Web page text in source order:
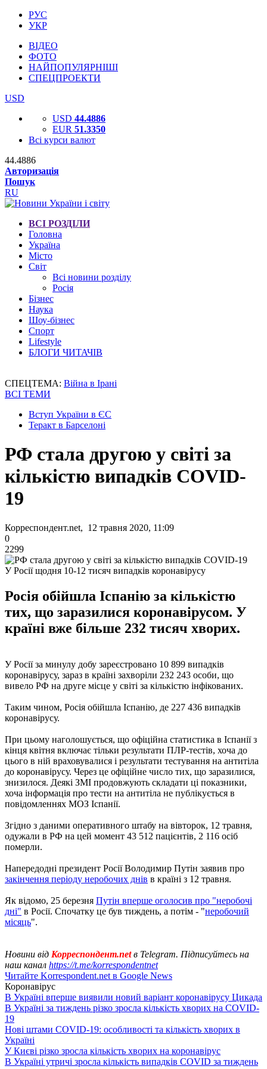
РУС
УКР
ВІДЕО
ФОТО
НАЙПОПУЛЯРНІШІ
СПЕЦПРОЕКТИ
USD
USD 44.4886
EUR 51.3350
Всі курси валют
44.4886
Авторизація
Пошук
RU
ВСІ РОЗДІЛИ
Головна
Україна
Місто
Світ
Всі новини розділу
Росія
Бізнес
Наука
Шоу-бізнес
Спорт
Lifestyle
БЛОГИ ЧИТАЧІВ
СПЕЦТЕМА: Війна в Ірані
ВСІ ТЕМИ
Вступ України в ЄС
Теракт в Барселоні
РФ стала другою у світі за
кількістю випадків COVID-
19
Корреспондент.net, 12 травня 2020, 11:09
0
2299
У Росії щодня 10-12 тисяч випадків коронавірусу
Росія обійшла Іспанію за кількістю
тих, що заразилися коронавірусом. У
країні вже більше 232 тисяч хворих.
У Росії за минулу добу зареєстровано 10 899 випадків
коронавірусу, зараз в країні захворіли 232 243 особи, що
вивело РФ на друге місце у світі за кількістю інфікованих.
Таким чином, Росія обійшла Іспанію, де 227 436 випадків
коронавірусу.
При цьому наголошується, що офіційна статистика в Іспанії з
кінця квітня включає тільки результати ПЛР-тестів, хоча до
цього в ній враховувалися і результати тестування на антитіла
до коронавірусу. Через це офіційне число тих, що заразилися,
знизилося. Деякі ЗМІ продовжують складати ці показники,
хоча інформація про тести на антитіла не публікується в
повідомленнях МОЗ Іспанії.
Згідно з даними оперативного штабу на вівторок, 12 травня,
одужали в РФ на цей момент 43 512 пацієнтів, 2 116 осіб
померли.
Напередодні президент Росії Володимир Путін заявив про
закінчення періоду неробочих днів в країні з 12 травня.
Як відомо, 25 березня Путін вперше оголосив про "неробочі
дні" в Росії. Спочатку це був тиждень, а потім - "неробочий
місяць".
Новини від Корреспондент.netв Telegram. Підписуйтесь на
наш канал https://t.me/korrespondentnet
Читайте Korrespondent.net в Google News
Коронавірус
В Україні вперше виявили новий варіант коронавірусу Цикада
В Україні за тиждень різко зросла кількість хворих на COVID-
19
Нові штами COVID-19: особливості та кількість хворих в
Україні
У Києві різко зросла кількість хворих на коронавірус
В Україні утричі зросла кількість випадків COVID за тиждень